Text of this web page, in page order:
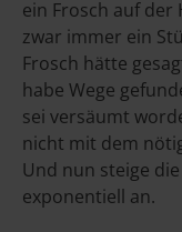
ein Frosch auf der
zwar immer ein
Frosch hätte
habe Wege
sei versäumt
nicht mit dem
Und nun steige
exponentiell an.